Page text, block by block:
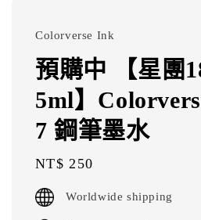
Colorverse Ink
預購中 【星團
5ml】
7 鋼筆墨水
Regular
price
NT$ 250
Worldwide shipping